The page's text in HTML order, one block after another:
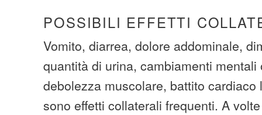
POSSIBILI EFFETTI
Vomito, diarrea, dolore addominale,
quantità di urina, cambiamenti mentali
debolezza muscolare, battito cardiaco
sono effetti collaterali frequenti. A